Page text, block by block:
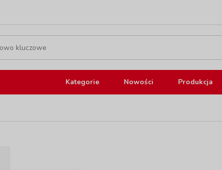
Kategorie Nowości Produkcja